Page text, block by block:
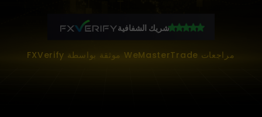
شريك الشفافية
مراجعات WeMasterTrade موثقة بواسطة FXVerify